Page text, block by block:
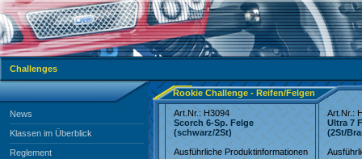
Challenges
News
Klassen im Überblick
Reglement
Rookie Challenge - Reifen/Felgen
Art.Nr.: H3094
Scorch 6-Sp. Felge
(schwarz/2St)
Ausführliche Produktinformationen
Art.Nr.:
Ultra 7
(2St/